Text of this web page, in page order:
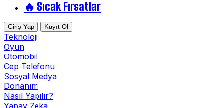
🔥 Sıcak Fırsatlar
Giriş Yap Kayıt Ol
Teknoloji
Oyun
Otomobil
Cep Telefonu
Sosyal Medya
Donanım
Nasıl Yapılır?
Yapay Zeka